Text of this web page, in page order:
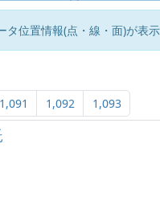
位置情報(点・線・面)が表示
1,091 1,092 1,093